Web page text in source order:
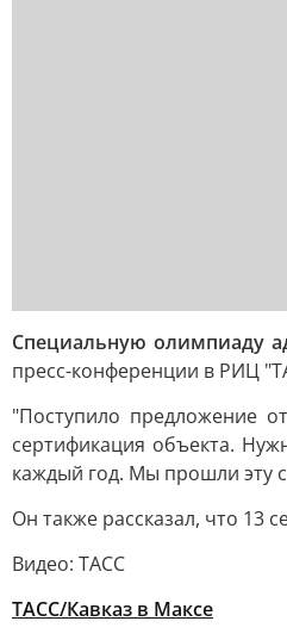
Специальную олимпиаду
пресс-конференции в РИЦ
"Поступило предложение
сертификация объекта.
каждый год. Мы прошли эту
Он также рассказал, что 13
Видео: ТАСС
ТАСС/Кавказ в Максе